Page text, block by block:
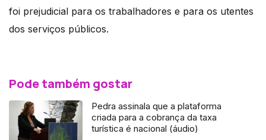
foi prejudicial para os trabalhadores e para os utentes
dos serviços públicos.
Pode também gostar
Pedra assinala que a plataforma
criada para a cobrança da taxa
turística é nacional (áudio)